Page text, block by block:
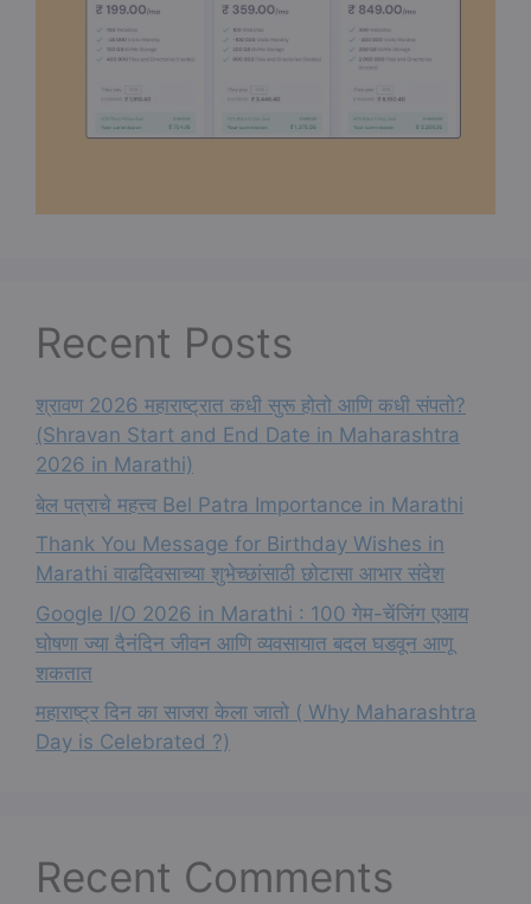
Recent Posts
श्रावण 2026 महाराष्ट्रात कधी सुरू होतो आणि कधी संपतो?
(Shravan Start and End Date in Maharashtra
2026 in Marathi)
बेल पत्राचे महत्त्व Bel Patra Importance in Marathi
Thank You Message for Birthday Wishes in
Marathi वाढदिवसाच्या शुभेच्छांसाठी छोटासा आभार संदेश
Google I/O 2026 in Marathi : 100 गेम-चेंजिंग एआय
घोषणा ज्या दैनंदिन जीवन आणि व्यवसायात बदल घडवून आणू
शकतात
महाराष्ट्र दिन का साजरा केला जातो ( Why Maharashtra
Day is Celebrated ?)
Recent Comments